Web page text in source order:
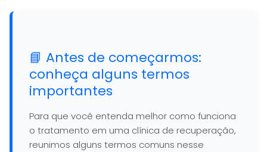
📘 Antes de começarmos:
conheça alguns termos
importantes
Para que você entenda melhor como funciona
o tratamento em uma clínica de recuperação,
reunimos alguns termos comuns nesse